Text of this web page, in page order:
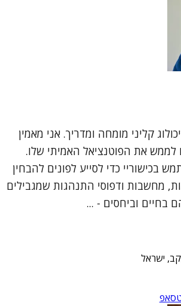
קליני מומחה ומדריך. אני מאמין
לממש את הפוטנציאל האמיתי שלו.
בכישוריי כדי לסייע לפונים להבחין
מחשבות ודפוסי התנהגות שמגבילים
בחיים וביחסים - ...